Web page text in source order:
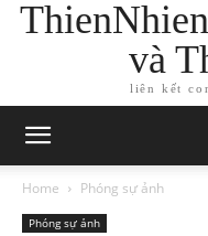
và
liên kết
Home Phóng sự ảnh
Phóng sự ảnh